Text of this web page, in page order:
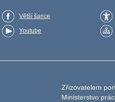
Větší šance
Youtube
Zřizovatelem
Ministerstvo